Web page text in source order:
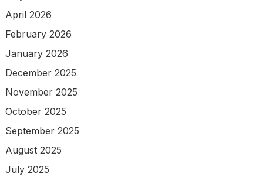
April 2026
February 2026
January 2026
December 2025
November 2025
October 2025
September 2025
August 2025
July 2025